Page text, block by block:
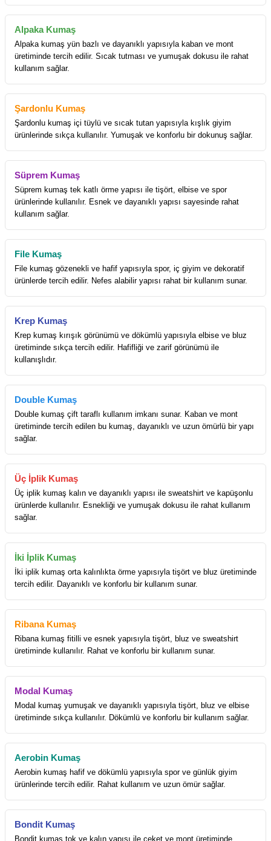
Alpaka Kumaş
Alpaka kumaş yün bazlı ve dayanıklı yapısıyla kaban ve mont
üretiminde tercih edilir. Sıcak tutması ve yumuşak dokusu ile rahat
kullanım sağlar.
Şardonlu Kumaş
Şardonlu kumaş içi tüylü ve sıcak tutan yapısıyla kışlık giyim
ürünlerinde sıkça kullanılır. Yumuşak ve konforlu bir dokunuş sağlar.
Süprem Kumaş
Süprem kumaş tek katlı örme yapısı ile tişört, elbise ve spor
ürünlerinde kullanılır. Esnek ve dayanıklı yapısı sayesinde rahat
kullanım sağlar.
File Kumaş
File kumaş gözenekli ve hafif yapısıyla spor, iç giyim ve dekoratif
ürünlerde tercih edilir. Nefes alabilir yapısı rahat bir kullanım sunar.
Krep Kumaş
Krep kumaş kırışık görünümü ve dökümlü yapısıyla elbise ve bluz
üretiminde sıkça tercih edilir. Hafifliği ve zarif görünümü ile
kullanışlıdır.
Double Kumaş
Double kumaş çift taraflı kullanım imkanı sunar. Kaban ve mont
üretiminde tercih edilen bu kumaş, dayanıklı ve uzun ömürlü bir yapı
sağlar.
Üç İplik Kumaş
Üç iplik kumaş kalın ve dayanıklı yapısı ile sweatshirt ve kapüşonlu
ürünlerde kullanılır. Esnekliği ve yumuşak dokusu ile rahat kullanım
sağlar.
İki İplik Kumaş
İki iplik kumaş orta kalınlıkta örme yapısıyla tişört ve bluz üretiminde
tercih edilir. Dayanıklı ve konforlu bir kullanım sunar.
Ribana Kumaş
Ribana kumaş fitilli ve esnek yapısıyla tişört, bluz ve sweatshirt
üretiminde kullanılır. Rahat ve konforlu bir kullanım sunar.
Modal Kumaş
Modal kumaş yumuşak ve dayanıklı yapısıyla tişört, bluz ve elbise
üretiminde sıkça kullanılır. Dökümlü ve konforlu bir kullanım sağlar.
Aerobin Kumaş
Aerobin kumaş hafif ve dökümlü yapısıyla spor ve günlük giyim
ürünlerinde tercih edilir. Rahat kullanım ve uzun ömür sağlar.
Bondit Kumaş
Bondit kumaş tok ve kalın yapısı ile ceket ve mont üretiminde